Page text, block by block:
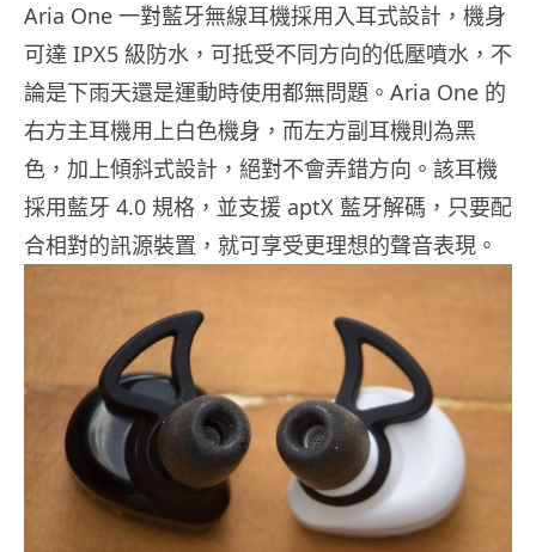
Aria One 一對藍牙無線耳機採用入耳式設計，機身
可達 IPX5 級防水，可抵受不同方向的低壓噴水，不
論是下雨天還是運動時使用都無問題。Aria One 的
右方主耳機用上白色機身，而左方副耳機則為黑
色，加上傾斜式設計，絕對不會弄錯方向。該耳機
採用藍牙 4.0 規格，並支援 aptX 藍牙解碼，只要配
合相對的訊源裝置，就可享受更理想的聲音表現。